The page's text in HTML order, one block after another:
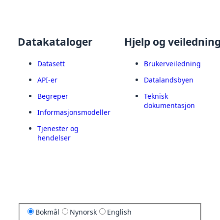
Datakataloger
Datasett
API-er
Begreper
Informasjonsmodeller
Tjenester og
hendelser
Hjelp og
Brukerveiledning
Datalandsbyen
Teknisk
dokumentasjon
Bokmål Nynorsk English